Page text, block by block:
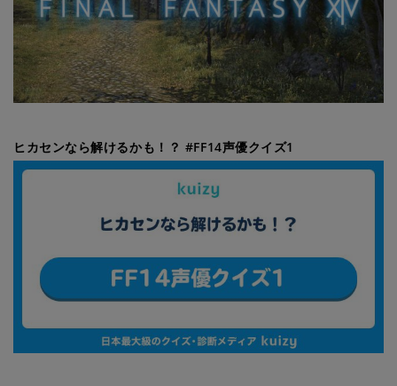
ヒカセンなら解けるかも！？ #FF14声優クイズ1